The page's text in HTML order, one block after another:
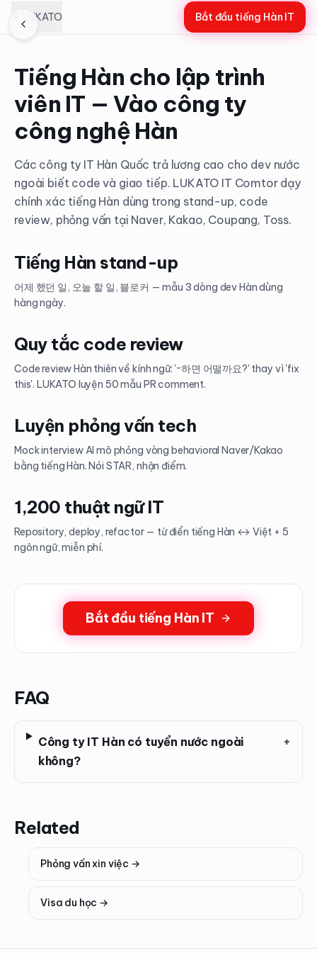
LUKATO Bắt đầu tiếng Hàn IT
Tiếng Hàn cho lập trình
viên IT — Vào công ty
công nghệ Hàn
Các công ty IT Hàn Quốc trả lương cao cho dev nước
ngoài biết code và giao tiếp. LUKATO IT Comtor dạy
chính xác tiếng Hàn dùng trong stand-up, code
review, phỏng vấn tại Naver, Kakao, Coupang, Toss.
Tiếng Hàn stand-up
어제 했던 일, 오늘 할 일, 블로커 — mẫu 3 dòng dev Hàn dùng
hàng ngày.
Quy tắc code review
Code review Hàn thiên về kính ngữ: '~하면 어떨까요?' thay vì 'fix
this'. LUKATO luyện 50 mẫu PR comment.
Luyện phỏng vấn tech
Mock interview AI mô phỏng vòng behavioral Naver/Kakao
bằng tiếng Hàn. Nói STAR, nhận điểm.
1,200 thuật ngữ IT
Repository, deploy, refactor — từ điển tiếng Hàn ↔ Việt + 5
ngôn ngữ, miễn phí.
Bắt đầu tiếng Hàn IT
FAQ
Công ty IT Hàn có tuyển nước ngoài
không?
+
Related
Phỏng vấn xin việc →
Visa du học →